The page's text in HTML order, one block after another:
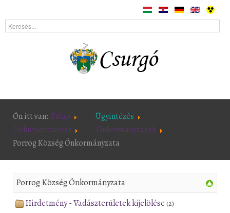
Ön itt van: Főlap
Ügyintézés
Dokumentumtár
Önkormányzatok
Porrog Község Önkormányzata
Porrog Község Önkormányzata
Hirdetmény - Vadászterületek kijelölése (2)